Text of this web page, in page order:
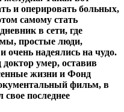
и оперировать больных,
самому стать
в сети, где
мы, простые люди,
очень надеялись на чудо.
умер, оставив
жизни и Фонд
фильм, в
последнее